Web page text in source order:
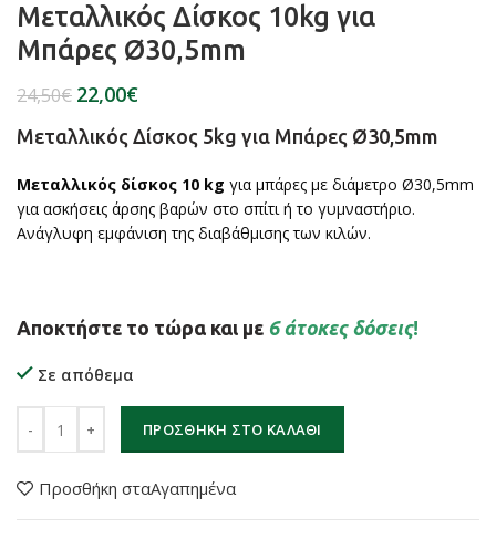
Μεταλλικός Δίσκος 10kg για
Μπάρες Ø30,5mm
24,50€ 22,00€
Μεταλλικός Δίσκος 5kg για Μπάρες Ø30,5mm
Μεταλλικός δίσκος 10 kg για μπάρες με διάμετρο Ø30,5mm
για ασκήσεις άρσης βαρών στο σπίτι ή το γυμναστήριο.
Ανάγλυφη εμφάνιση της διαβάθμισης των κιλών.
Αποκτήστε το τώρα και με 6 άτοκες δόσεις!
Σε απόθεμα
ΠΡΟΣΘΉΚΗ ΣΤΟ ΚΑΛΆΘΙ
Προσθήκη σταΑγαπημένα